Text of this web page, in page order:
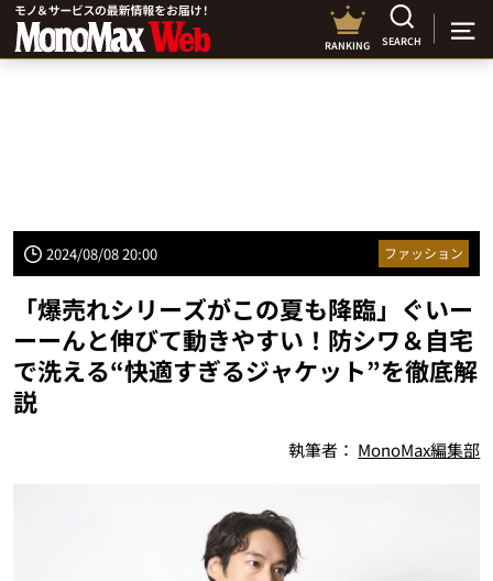
RANKING SEARCH
2024/08/08 20:00 ファッション
「爆売れシリーズがこの夏も降臨」ぐいー
ーーんと伸びて動きやすい！防シワ＆自宅
で洗える“快適すぎるジャケット”を徹底解
説
執筆者： MonoMax編集部